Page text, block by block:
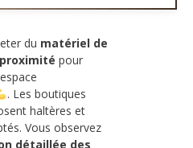
du matériel de
pour
. Les boutiques
haltères et
Vous observez
détaillée des